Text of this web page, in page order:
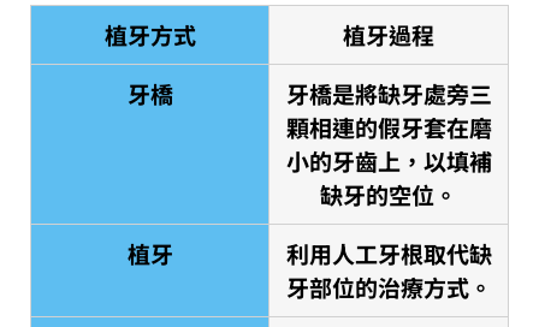
植牙方式
植牙過程
牙橋
牙橋是將缺牙處旁三
顆相連的假牙套在磨
小的牙齒上，以填補
缺牙的空位。
植牙
利用人工牙根取代缺
牙部位的治療方式。